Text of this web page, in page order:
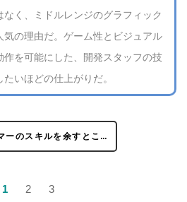
く、ミドルレンジのグラフィック
気の理由だ。ゲーム性とビジュアル
を可能にした、開発スタッフの技
いほどの仕上がりだ。
ーのスキルを余すとこ…
1 2 3